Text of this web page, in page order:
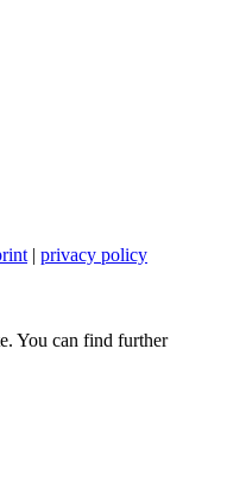
| privacy policy
You can find further